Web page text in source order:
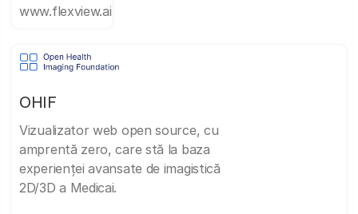
www.flexview.ai
OHIF
Vizualizator web open source, cu
amprentă zero, care stă la baza
experienței avansate de imagistică
2D/3D a Medicai.